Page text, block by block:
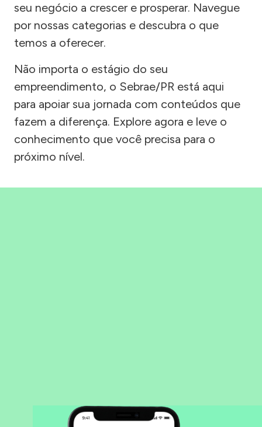
seu negócio a crescer e prosperar. Navegue
por nossas categorias e descubra o que
temos a oferecer.
Não importa o estágio do seu
empreendimento, o Sebrae/PR está aqui
para apoiar sua jornada com conteúdos que
fazem a diferença. Explore agora e leve o
conhecimento que você precisa para o
próximo nível.